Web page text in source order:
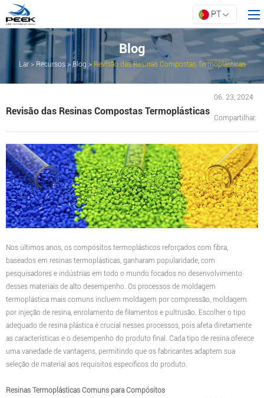
Propriedade
Inovação
Sobre a ARK
Recursos
Contate-nos
PT
Blog
Lar > Recursos> Blog > Revisão das Resinas Compostas Termoplásticas
Revisão das Resinas Compostas Termoplásticas
06. 23, 2024
Compartilhar:
Nos últimos anos, os compósitos termoplásticos reforçados com fibra,
baseados em resinas termoplásticas, ganharam popularidade, com
pesquisadores e indústrias em todo o mundo focados no desenvolvimento
desses materiais de alto desempenho. Os processos de moldagem
termoplástica mais comuns incluem moldagem por compressão, moldagem
por injeção de resina, enrolamento de filamentos e pultrusão. Escolher o tipo
adequado de resina plástica é crucial nesses processos, pois afeta diretamente
as características e o desempenho do produto final. Cada tipo de resina oferece
uma variedade de vantagens, permitindo que os fabricantes adaptem sua
seleção de material aos requisitos específicos do produto.
Resinas Termoplásticas Comuns para Compósitos